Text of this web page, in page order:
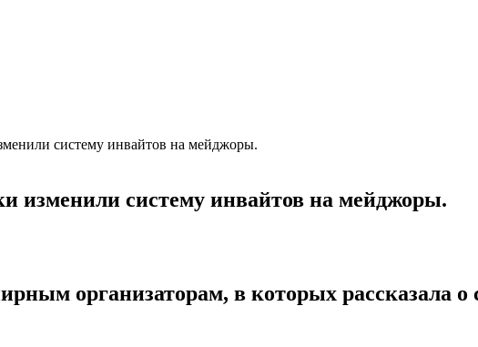
систему инвайтов на мейджоры.
изменили систему инвайтов на мейджоры.
организаторам, в которых рассказала